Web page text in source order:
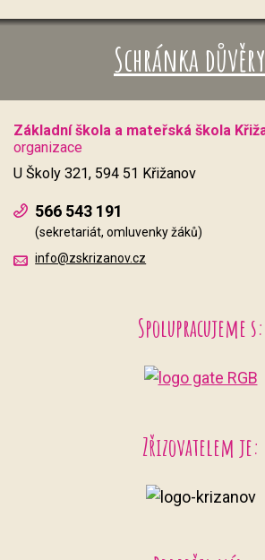
Schránka důvěry
Základní škola a mateřská škola
organizace
U Školy 321, 594 51 Křižanov
566 543 191
(sekretariát, omluvenky žáků)
info@zskrizanov.cz
Spolupracujeme s:
Zřizovatelem je: